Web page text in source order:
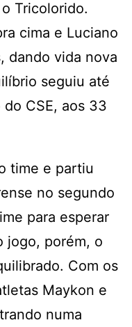
Tricolorido.
cima e Luciano
dando vida nova
seguiu até
CSE, aos 33
time e partiu
no segundo
para esperar
jogo, porém, o
Com os
Maykon e
numa